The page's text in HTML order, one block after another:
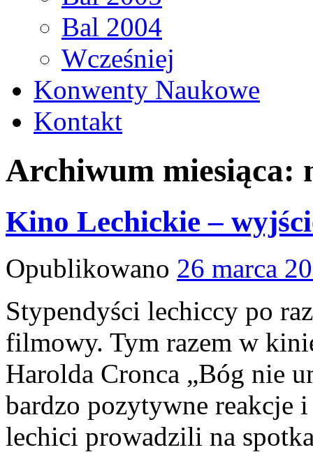
Bal 2004
Wcześniej
Konwenty Naukowe
Kontakt
Archiwum miesiąca:
Kino Lechickie –
Opublikowano 26 marca
Stypendyści lechiccy po
filmowy. Tym razem w
Harolda Cronca „Bóg nie
bardzo pozytywne reakcje
lechici prowadzili na